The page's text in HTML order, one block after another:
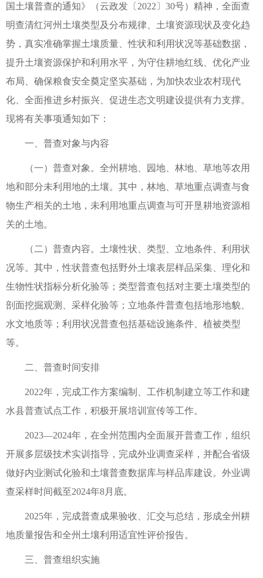
国土壤普查的通知》（云政发〔2022〕30号）精神，全面查
明查清红河州土壤类型及分布规律、土壤资源现状及变化趋
势，真实准确掌握土壤质量、性状和利用状况等基础数据，
提升土壤资源保护和利用水平，为守住耕地红线、优化产业
布局、确保粮食安全奠定坚实基础，为加快农业农村现代
化、全面推进乡村振兴、促进生态文明建设提供有力支撑。
现将有关事项通知如下：
一、普查对象与内容
（一）普查对象。全州耕地、园地、林地、草地等农用
地和部分未利用地的土壤。其中，林地、草地重点调查与食
物生产相关的土地，未利用地重点调查与可开垦耕地资源相
关的土地。
（二）普查内容。土壤性状、类型、立地条件、利用状
况等。其中，性状普查包括野外土壤表层样品采集、理化和
生物性状指标分析化验等；类型普查包括对主要土壤类型的
剖面挖掘观测、采样化验等；立地条件普查包括地形地貌、
水文地质等；利用状况普查包括基础设施条件、植被类型
等。
二、普查时间安排
2022年，完成工作方案编制、工作机制建立等工作和建
水县普查试点工作，积极开展培训宣传等工作。
2023—2024年，在全州范围内全面展开普查工作，组织
开展多层级技术实训指导，完成外业调查采样，并配合省级
做好内业测试化验和土壤普查数据库与样品库建设。外业调
查采样时间截至2024年8月底。
2025年，完成普查成果验收、汇交与总结，形成全州耕
地质量报告和全州土壤利用适宜性评价报告。
三、普查组织实施